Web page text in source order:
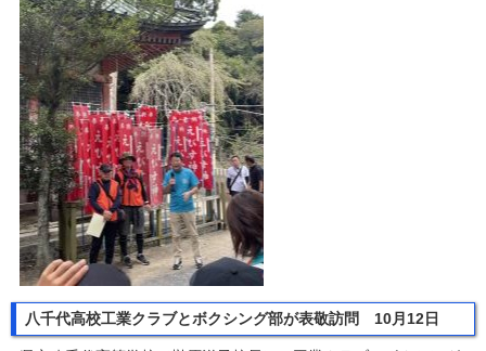
八千代高校工業クラブとボクシング部が表敬訪問 10月12日